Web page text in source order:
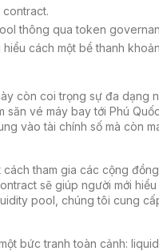
thông qua token
cách một bể thanh
còn coi trọng sự đa dạng
săn vé máy bay tới Phú
vào tài chính số mà còn
tham gia các cộng
sẽ giúp người mới
pool, chúng tôi cung
bức tranh toàn cảnh: